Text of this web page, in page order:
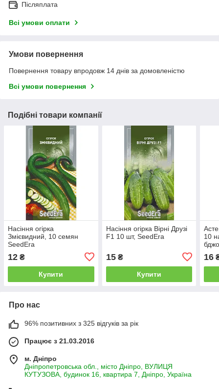
Післяплата
Всі умови оплати
Умови повернення
Повернення товару впродовж 14 днів за домовленістю
Всі умови повернення
Подібні товари компанії
Насіння огірка
Змієвидний, 10 семян
SeedEra
12 ₴
Купити
Насіння огірка Вірні Друзі
F1 10 шт, SeedEra
15₴
Купити
10
16
Про нас
96% позитивних з 325 відгуків за рік
Працює з 21.03.2016
м. Дніпро
Дніпропетровська обл., місто Дніпро, ВУЛИЦЯ
КУТУЗОВА, будинок 16, квартира 7, Дніпро, Україна